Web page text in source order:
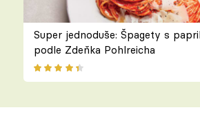
Super jednoduše: Špagety s
podle Zdeňka Pohlreicha